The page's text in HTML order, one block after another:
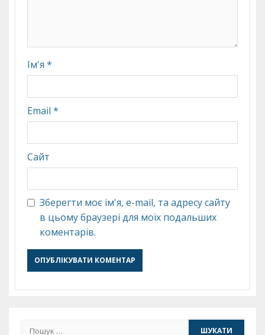
Ім'я *
Email *
Сайт
Зберегти моє ім'я, e-mail, та адресу сайту
в цьому браузері для моїх подальших
коментарів.
Пошук: